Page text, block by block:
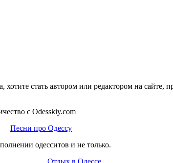
стать автором или редактором на сайте,
Песни про Одессу
одесситов и не только.
Отдых в Одессе